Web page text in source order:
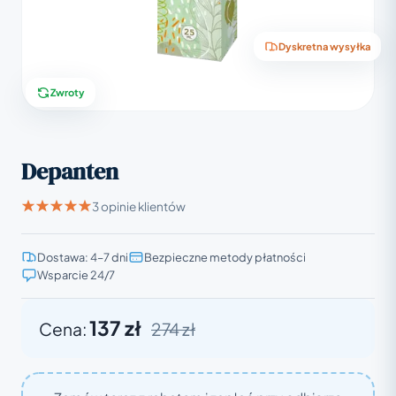
Dyskretna wysyłka
Zwroty
Depanten
3 opinie klientów
Dostawa: 4–7 dni
Bezpieczne metody płatności
Wsparcie 24/7
Cena:137 zł 274 zł